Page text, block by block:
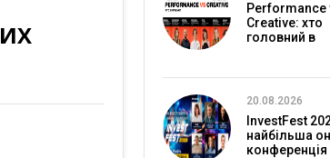
Performance
Creative: хто
головний в
20.08.2026
InvestFest
найбільша
конференція